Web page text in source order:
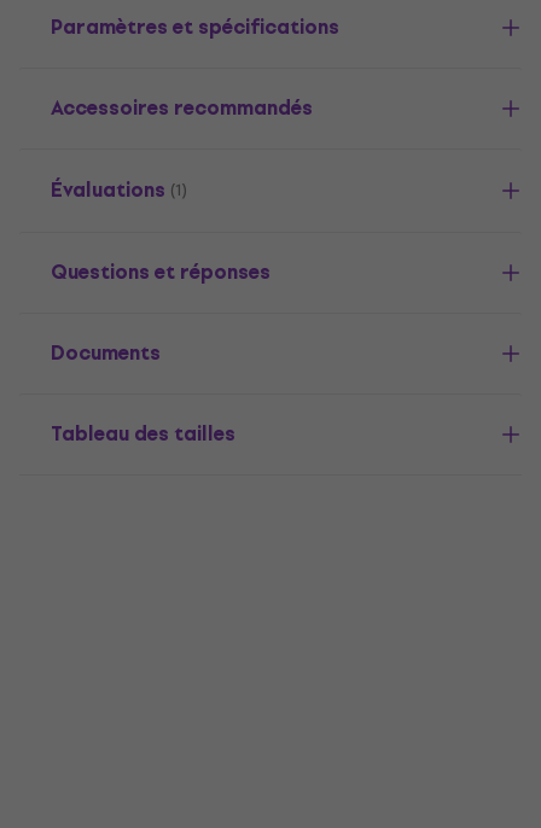
Paramètres et spécifications
Accessoires recommandés
Évaluations (1)
Questions et réponses
Documents
Tableau des tailles